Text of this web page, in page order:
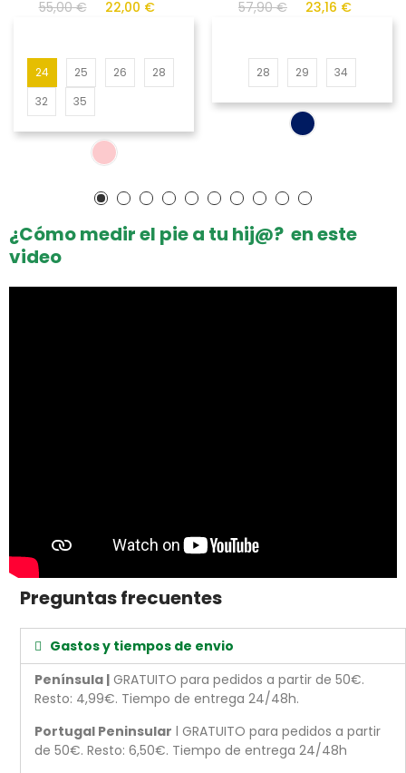
55,00 €
22,00 €
24 25 26
28
32
35
57,90 €
23,16 €
28 29 34
¿Cómo medir el pie a tu hij@? en este
video
Preguntas frecuentes
Gastos y tiempos de envio
Península | GRATUITO para pedidos a partir de 50€.
Resto: 4,99€. Tiempo de entrega 24/48h.
Portugal Peninsular l GRATUITO para pedidos a partir
de 50€. Resto: 6,50€. Tiempo de entrega 24/48h